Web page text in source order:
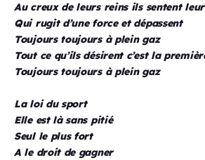
Au creux de leurs reins ils sentent
Qui rugit d’une force et dépassent
Toujours toujours à plein gaz
Tout ce qu’ils désirent c’est la
Toujours toujours à plein gaz
La loi du sport
Elle est là sans pitié
Seul le plus fort
A le droit de gagner